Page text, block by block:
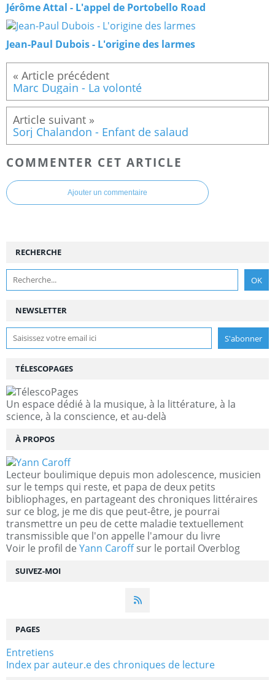
Jérôme Attal - L'appel de Portobello Road
Jean-Paul Dubois - L'origine des larmes
Marc Dugain - La volonté
Sorj Chalandon - Enfant de salaud
COMMENTER CET ARTICLE
Ajouter un commentaire
NEWSLETTER
SUIVEZ-MOI
RECHERCHE
TÉLESCOPAGES
Un espace dédié à la musique, à la littérature, à la
science, à la conscience, et au-delà
À PROPOS
Lecteur boulimique depuis mon adolescence, musicien
sur le temps qui reste, et papa de deux petits
bibliophages, en partageant des chroniques littéraires
sur ce blog, je me dis que peut-être, je pourrai
transmettre un peu de cette maladie textuellement
transmissible que l'on appelle l'amour du livre
Voir le profil de Yann Caroffsur le portail Overblog
PAGES
Entretiens
Index par auteur.e des chroniques de lecture